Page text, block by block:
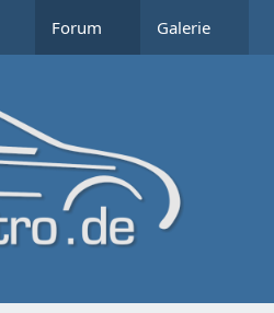
Forum Galerie